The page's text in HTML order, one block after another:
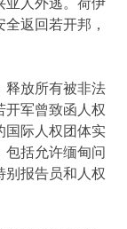
亚人外逃。荷伊
返回若开邦，
释放所有被非法
开军曾致函人权
国际人权团体实
括允许缅甸问
别报告员和人权